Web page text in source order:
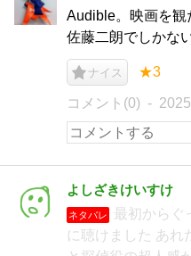
Audible。映画を観
佐藤二朗でしかない
ナイス ★3
コメント(0)
よしざきけいすけ
ネタバレ
最初からぐ
に聴けました あれ